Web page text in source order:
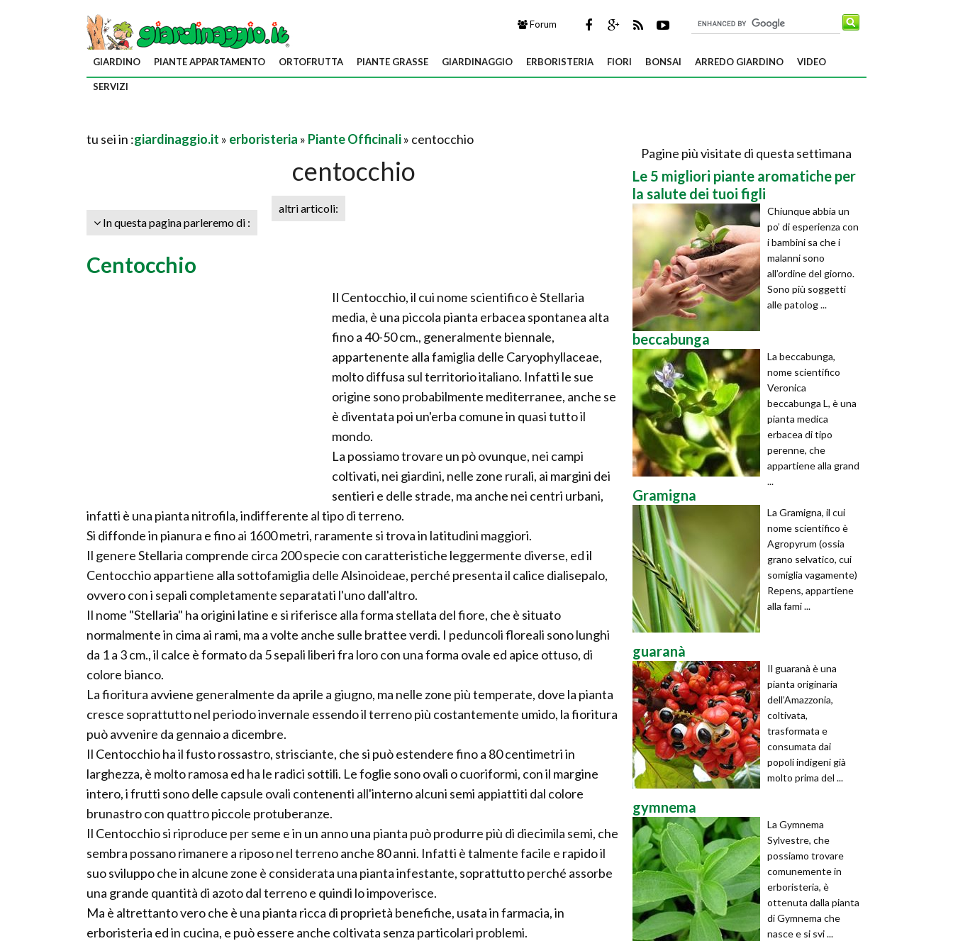
Forum
GIARDINO PIANTE APPARTAMENTO ORTOFRUTTA PIANTE GRASSE GIARDINAGGIO ERBORISTERIA FIORI BONSAI ARREDO GIARDINO VIDEO
SERVIZI
tu sei in :giardinaggio.it » erboristeria » Piante Officinali» centocchio
centocchio
In questa pagina parleremo di :
altri articoli:
Centocchio
Il Centocchio, il cui nome scientifico è Stellaria
media, è una piccola pianta erbacea spontanea alta
fino a 40-50 cm., generalmente biennale,
appartenente alla famiglia delle Caryophyllaceae,
molto diffusa sul territorio italiano. Infatti le sue
origine sono probabilmente mediterranee, anche se
è diventata poi un'erba comune in quasi tutto il
mondo.
La possiamo trovare un pò ovunque, nei campi
coltivati, nei giardini, nelle zone rurali, ai margini dei
sentieri e delle strade, ma anche nei centri urbani,
infatti è una pianta nitrofila, indifferente al tipo di terreno.
Si diffonde in pianura e fino ai 1600 metri, raramente si trova in latitudini maggiori.
Il genere Stellaria comprende circa 200 specie con caratteristiche leggermente diverse, ed il
Centocchio appartiene alla sottofamiglia delle Alsinoideae, perché presenta il calice dialisepalo,
ovvero con i sepali completamente separatati l'uno dall'altro.
Il nome "Stellaria" ha origini latine e si riferisce alla forma stellata del fiore, che è situato
normalmente in cima ai rami, ma a volte anche sulle brattee verdi. I peduncoli floreali sono lunghi
da 1 a 3 cm., il calce è formato da 5 sepali liberi fra loro con una forma ovale ed apice ottuso, di
colore bianco.
La fioritura avviene generalmente da aprile a giugno, ma nelle zone più temperate, dove la pianta
cresce soprattutto nel periodo invernale essendo il terreno più costantemente umido, la fioritura
può avvenire da gennaio a dicembre.
Il Centocchio ha il fusto rossastro, strisciante, che si può estendere fino a 80 centimetri in
larghezza, è molto ramosa ed ha le radici sottili. Le foglie sono ovali o cuoriformi, con il margine
intero, i frutti sono delle capsule ovali contenenti all'interno alcuni semi appiattiti dal colore
brunastro con quattro piccole protuberanze.
Il Centocchio si riproduce per seme e in un anno una pianta può produrre più di diecimila semi, che
sembra possano rimanere a riposo nel terreno anche 80 anni. Infatti è talmente facile e rapido il
suo sviluppo che in alcune zone è considerata una pianta infestante, soprattutto perché assorbe
una grande quantità di azoto dal terreno e quindi lo impoverisce.
Ma è altrettanto vero che è una pianta ricca di proprietà benefiche, usata in farmacia, in
erboristeria ed in cucina, e può essere anche coltivata senza particolari problemi.
Pagine più visitate di questa settimana
Le 5 migliori piante aromatiche per
la salute dei tuoi figli
Chiunque abbia un
po’ di esperienza con
i bambini sa che i
malanni sono
all’ordine del giorno.
Sono più soggetti
alle patolog ...
beccabunga
La beccabunga,
nome scientifico
Veronica
beccabunga L, è una
pianta medica
erbacea di tipo
perenne, che
appartiene alla grand
...
Gramigna
La Gramigna, il cui
nome scientifico è
Agropyrum (ossia
grano selvatico, cui
somiglia vagamente)
Repens, appartiene
alla fami ...
guaranà
Il guaranà è una
pianta originaria
dell’Amazzonia,
coltivata,
trasformata e
consumata dai
popoli indigeni già
molto prima del ...
gymnema
La Gymnema
Sylvestre, che
possiamo trovare
comunemente in
erboristeria, è
ottenuta dalla pianta
di Gymnema che
nasce e si svi ...